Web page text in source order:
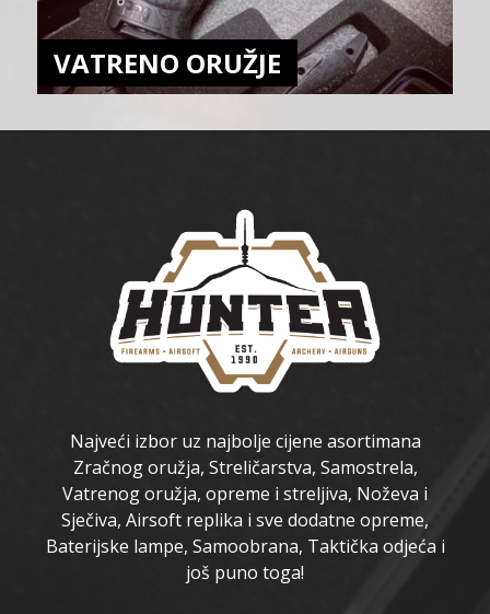
VATRENO ORUŽJE
Najveći izbor uz najbolje cijene asortimana
Zračnog oružja, Streličarstva, Samostrela,
Vatrenog oružja, opreme i streljiva, Noževa i
Sječiva, Airsoft replika i sve dodatne opreme,
Baterijske lampe, Samoobrana, Taktička odjeća i
još puno toga!